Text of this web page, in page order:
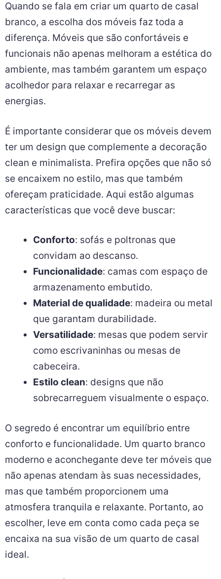
Quando se fala em criar um quarto de casal
branco, a escolha dos móveis faz toda a
diferença. Móveis que são confortáveis e
funcionais não apenas melhoram a estética do
ambiente, mas também garantem um espaço
acolhedor para relaxar e recarregar as
energias.
É importante considerar que os móveis devem
ter um design que complemente a decoração
clean e minimalista. Prefira opções que não só
se encaixem no estilo, mas que também
ofereçam praticidade. Aqui estão algumas
características que você deve buscar:
Conforto: sofás e poltronas que
convidam ao descanso.
Funcionalidade: camas com espaço de
armazenamento embutido.
Material de qualidade: madeira ou metal
que garantam durabilidade.
Versatilidade: mesas que podem servir
como escrivaninhas ou mesas de
cabeceira.
Estilo clean: designs que não
sobrecarreguem visualmente o espaço.
O segredo é encontrar um equilíbrio entre
conforto e funcionalidade. Um quarto branco
moderno e aconchegante deve ter móveis que
não apenas atendam às suas necessidades,
mas que também proporcionem uma
atmosfera tranquila e relaxante. Portanto, ao
escolher, leve em conta como cada peça se
encaixa na sua visão de um quarto de casal
ideal.